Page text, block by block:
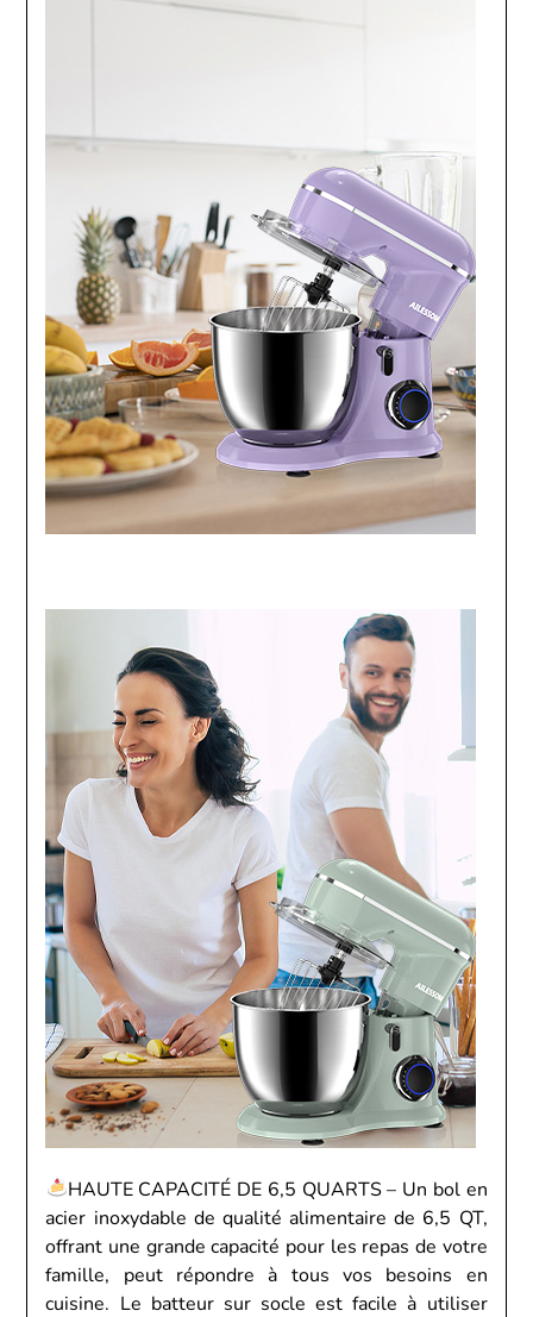
HAUTE CAPACITÉ DE 6,5 QUARTS – Un bol en
acier inoxydable de qualité alimentaire de 6,5 QT,
offrant une grande capacité pour les repas de votre
famille, peut répondre à tous vos besoins en
cuisine. Le batteur sur socle est facile à utiliser